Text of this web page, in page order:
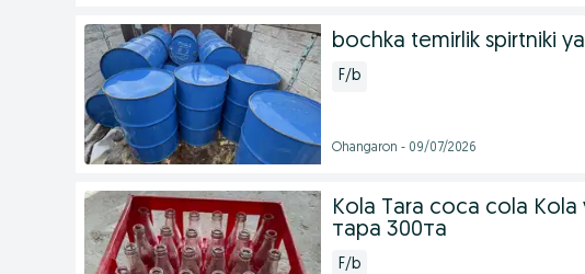
bochka temirlik spirtniki
F/b
Ohangaron - 09/07/2026
Kola Tara coca cola Kola
тара 300та
F/b